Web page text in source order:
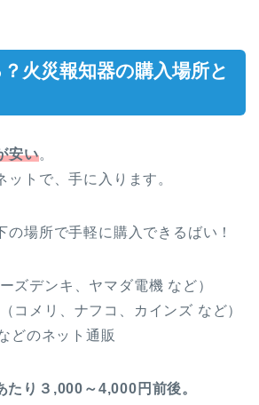
火災報知器の購入場所と
安い。
ットで、手に入ります。
の場所で手軽に購入できるばい！
ズデンキ、ヤマダ電機 など）
コメリ、ナフコ、カインズ など）
どのネット通販
たり３,000～4,000円前後。